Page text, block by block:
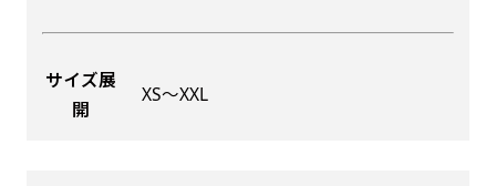
サイズ展
開
XS〜XXL